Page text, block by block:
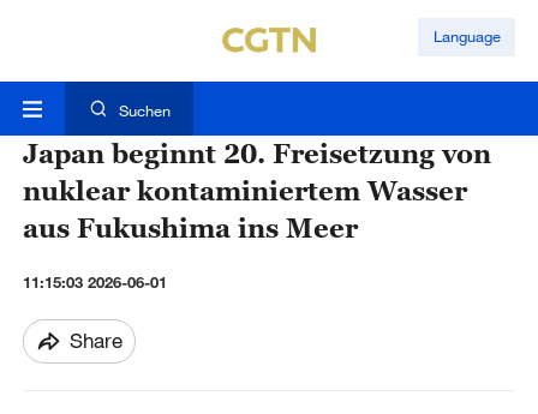
Language
Suchen
Japan beginnt 20. Freisetzung von
nuklear kontaminiertem Wasser
aus Fukushima ins Meer
11:15:03 2026-06-01
Share